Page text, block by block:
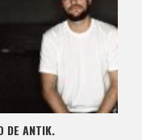
DE ANTIK.